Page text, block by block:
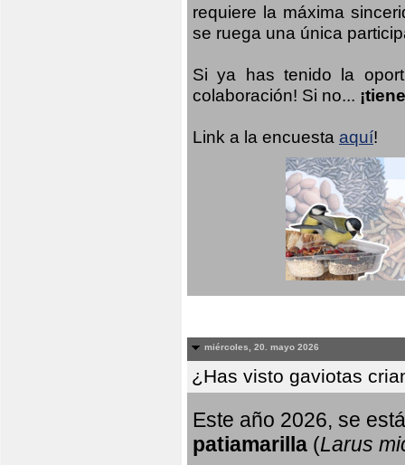
requiere la máxima
se ruega una única
Si ya has tenido la
colaboración! Si no...
Link a la encuesta aquí!
miércoles, 20. mayo 2026
¿Has visto gaviotas
Este año 2026, se
patiamarilla (Larus